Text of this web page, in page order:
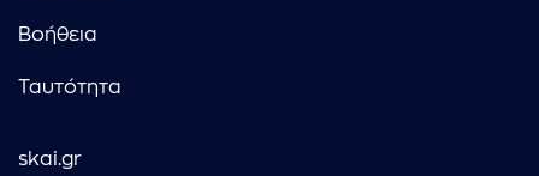
Βοήθεια
Ταυτότητα
skai.gr